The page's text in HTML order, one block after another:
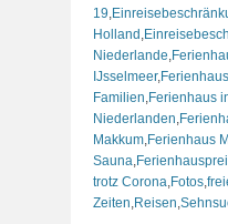
19,
Holland ,
Niederlande,
IJsselmeer,
Familien,Ferienhaus
Niederlanden,
Makkum,Ferienhaus
Sauna,
trotz Corona,Fotos,
Zeiten,Reisen,